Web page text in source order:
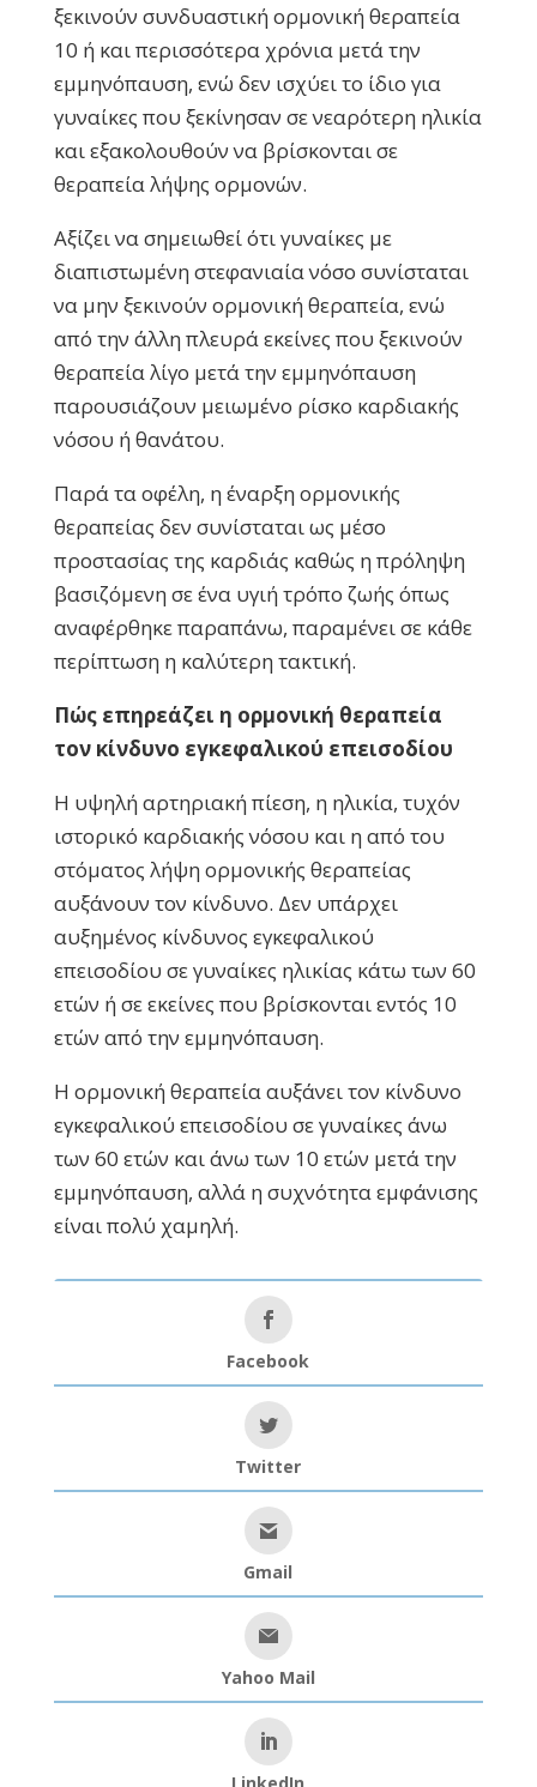
ξεκινούν συνδυαστική ορμονική θεραπεία
10 ή και περισσότερα χρόνια μετά την
εμμηνόπαυση, ενώ δεν ισχύει το ίδιο για
γυναίκες που ξεκίνησαν σε νεαρότερη ηλικία
και εξακολουθούν να βρίσκονται σε
θεραπεία λήψης ορμονών.
Αξίζει να σημειωθεί ότι γυναίκες με
διαπιστωμένη στεφανιαία νόσο συνίσταται
να μην ξεκινούν ορμονική θεραπεία, ενώ
από την άλλη πλευρά εκείνες που ξεκινούν
θεραπεία λίγο μετά την εμμηνόπαυση
παρουσιάζουν μειωμένο ρίσκο καρδιακής
νόσου ή θανάτου.
Παρά τα οφέλη, η έναρξη ορμονικής
θεραπείας δεν συνίσταται ως μέσο
προστασίας της καρδιάς καθώς η πρόληψη
βασιζόμενη σε ένα υγιή τρόπο ζωής όπως
αναφέρθηκε παραπάνω, παραμένει σε κάθε
περίπτωση η καλύτερη τακτική.
Πώς επηρεάζει η ορμονική θεραπεία
τον κίνδυνο εγκεφαλικού επεισοδίου
Η υψηλή αρτηριακή πίεση, η ηλικία, τυχόν
ιστορικό καρδιακής νόσου και η από του
στόματος λήψη ορμονικής θεραπείας
αυξάνουν τον κίνδυνο. Δεν υπάρχει
αυξημένος κίνδυνος εγκεφαλικού
επεισοδίου σε γυναίκες ηλικίας κάτω των 60
ετών ή σε εκείνες που βρίσκονται εντός 10
ετών από την εμμηνόπαυση.
Η ορμονική θεραπεία αυξάνει τον κίνδυνο
εγκεφαλικού επεισοδίου σε γυναίκες άνω
των 60 ετών και άνω των 10 ετών μετά την
εμμηνόπαυση, αλλά η συχνότητα εμφάνισης
είναι πολύ χαμηλή.
Facebook
Twitter
Gmail
Yahoo Mail